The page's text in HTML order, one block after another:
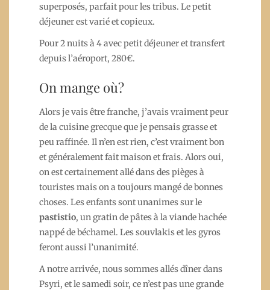
superposés, parfait pour les tribus. Le petit
déjeuner est varié et copieux.
Pour 2 nuits à 4 avec petit déjeuner et transfert
depuis l’aéroport, 280€.
On mange où?
Alors je vais être franche, j’avais vraiment peur
de la cuisine grecque que je pensais grasse et
peu raffinée. Il n’en est rien, c’est vraiment bon
et généralement fait maison et frais. Alors oui,
on est certainement allé dans des pièges à
touristes mais on a toujours mangé de bonnes
choses. Les enfants sont unanimes sur le
pastistio, un gratin de pâtes à la viande hachée
nappé de béchamel. Les souvlakis et les gyros
feront aussi l’unanimité.
A notre arrivée, nous sommes allés dîner dans
Psyri, et le samedi soir, ce n’est pas une grande